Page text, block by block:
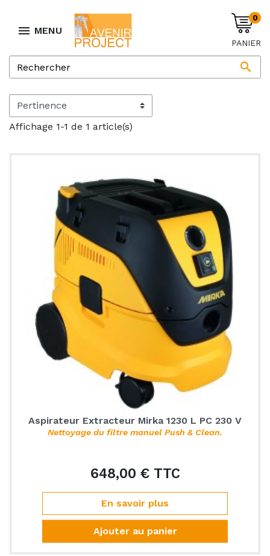
 MENU

0
PANIER
Affichage 1-1 de 1 article(s)
Aspirateur Extracteur Mirka 1230 L PC 230 V
Nettoyage du filtre manuel Push & Clean.
648,00 € TTCPrix
En savoir plus
Ajouter au panier